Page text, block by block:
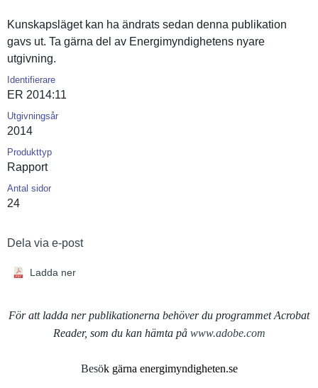
Kunskapslä­get kan ha ändrats sedan denna publikatio­n
gavs ut. Ta gärna del av Energimynd­ighetens nyare
utgivning.
Identifierare
ER 2014:11
Utgivningsår
2014
Produkttyp
Rapport
Antal sidor
24
Dela via e-post
Ladda ner
För att ladda ner publikationerna behöver du programmet Acrobat
Reader, som du kan hämta på www.adobe.com
Besök gärna energimyndigheten.se